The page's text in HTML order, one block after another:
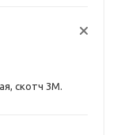
скотч 3М.